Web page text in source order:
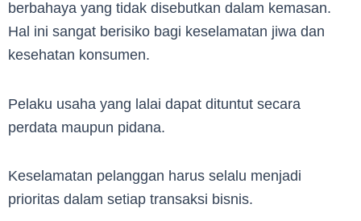
berbahaya yang tidak disebutkan dalam kemasan.
Hal ini sangat berisiko bagi keselamatan jiwa dan
kesehatan konsumen.
Pelaku usaha yang lalai dapat dituntut secara
perdata maupun pidana.
Keselamatan pelanggan harus selalu menjadi
prioritas dalam setiap transaksi bisnis.